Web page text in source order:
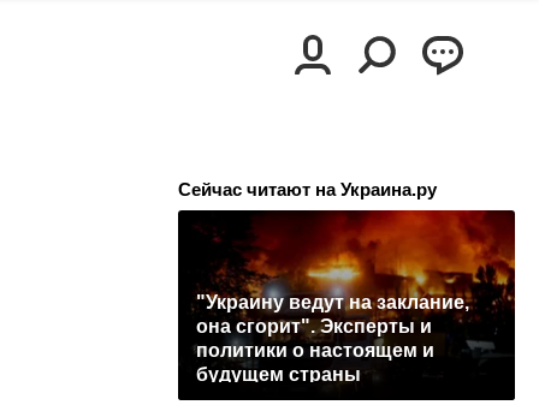
Сейчас читают на Украина.ру
"Украину ведут на заклание,
она сгорит". Эксперты и
политики о настоящем и
будущем страны